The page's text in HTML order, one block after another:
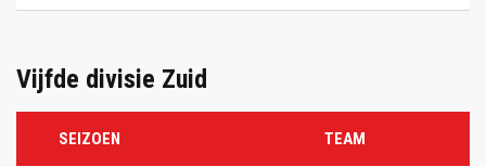
Vijfde divisie Zuid
SEIZOEN TEAM